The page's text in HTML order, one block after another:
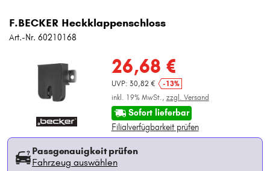
F.BECKER Heckklappenschloss
Art.-Nr. 60210168
26,68 €
UVP: 30,82 €
-13%
inkl. 19% MwSt., zzgl. Versand
Sofort lieferbar
Filialverfügbarkeit prüfen
Passgenauigkeit prüfen
Fahrzeug auswählen